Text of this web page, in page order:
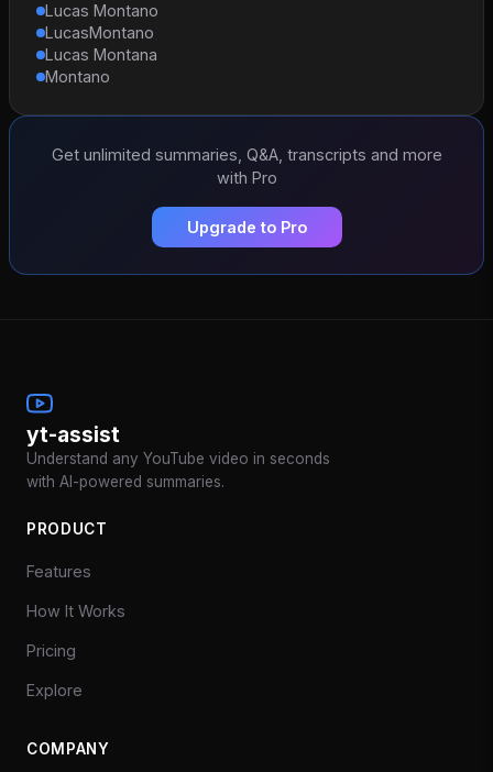
Lucas Montano
LucasMontano
Lucas Montana
Montano
Get unlimited summaries, Q&A, transcripts and more
with Pro
Upgrade to Pro
yt-assist
Understand any YouTube video in seconds
with AI-powered summaries.
PRODUCT
Features
How It Works
Pricing
Explore
COMPANY